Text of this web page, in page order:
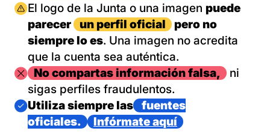
Imagen
El logo de la Junta o una imagen puede
parecer
un perfil oficial
pero no
siempre lo es. Una imagen no acredita
que la cuenta sea auténtica.
ImagenNo compartas información falsa,
ni
sigas perfiles fraudulentos.
Imagen
Utiliza siempre las
fuentes
oficiales.
Infórmate aquí